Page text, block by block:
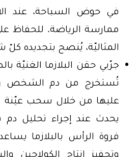
في حوض السباحة، عند
ممارسة الرياضة. للحفاظ
المثاليّة، يُنصح بتجديده كلّ
جرّبي حقن البلازما الغنيّة
تُستخرج من دم الشخص
عليها من خلال سحب عيّنة
يحدث عند إجراء تحليل
فروة الرأس بالبلازما
وتحفيز إنتاج الكولاجين